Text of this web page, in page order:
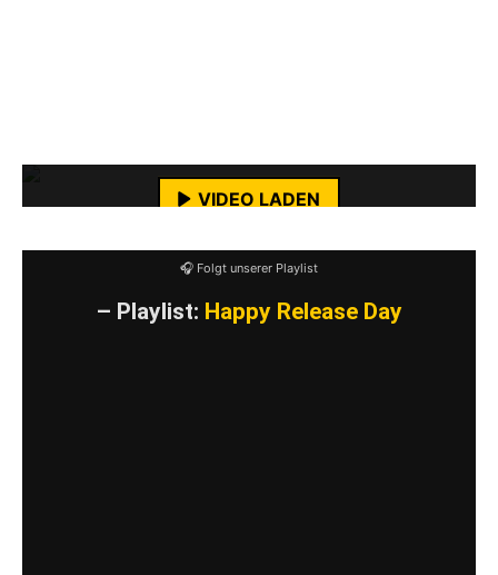
VIDEO LADEN
YouTube-Inhalte immer entsperren
🎧 Folgt unserer Playlist
– Playlist: Happy Release Day